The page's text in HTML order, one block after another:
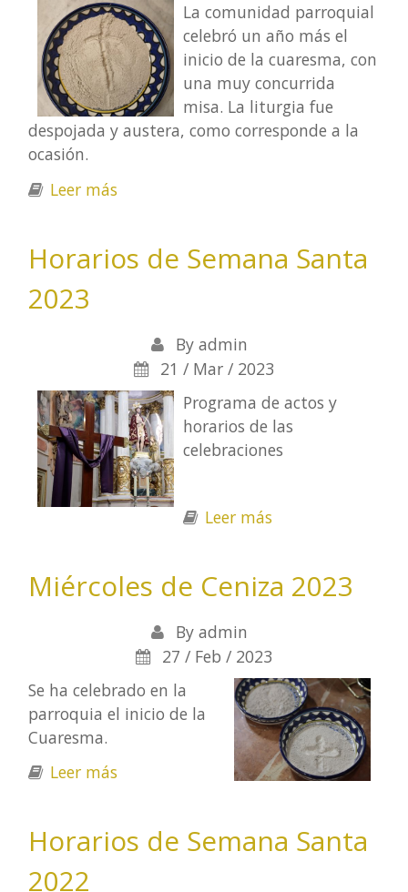
La comunidad parroquial
celebró un año más el
inicio de la cuaresma, con
una muy concurrida
misa. La liturgia fue
despojada y austera, como corresponde a la
ocasión.
Leer más
Horarios de Semana Santa
2023
By admin
21 / Mar / 2023
Programa de actos y
horarios de las
celebraciones
Leer más
Miércoles de Ceniza 2023
By admin
27 / Feb / 2023
Se ha celebrado en la
parroquia el inicio de la
Cuaresma.
Leer más sobre Miércoles de Ceniza 2023
Horarios de Semana Santa
2022